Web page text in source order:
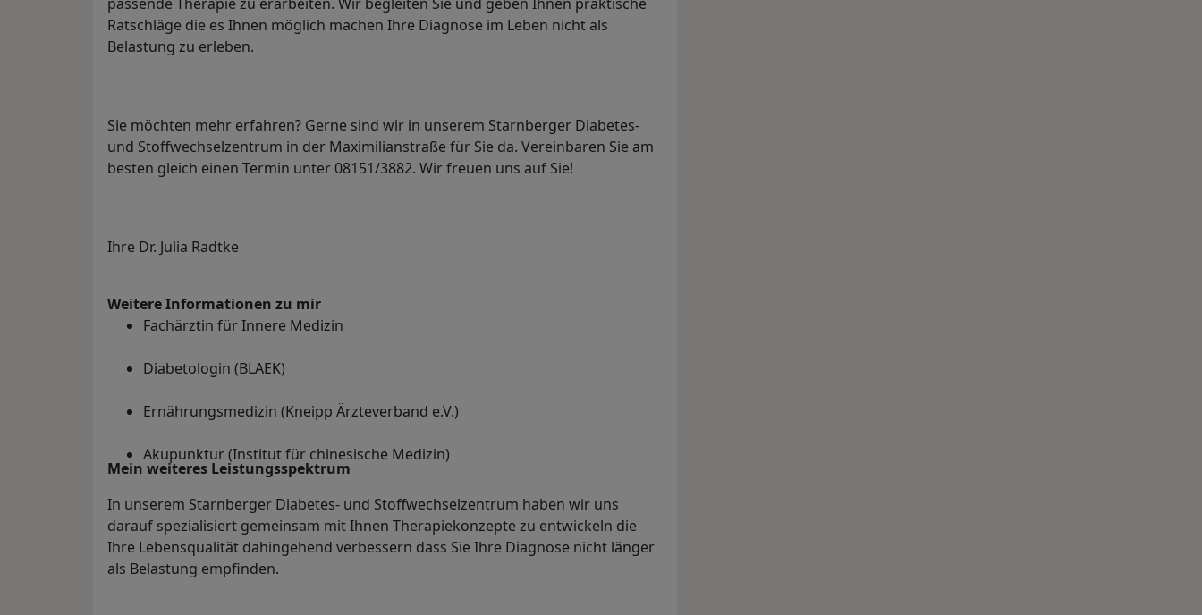
passende Therapie zu erarbeiten. Wir begleiten Sie und geben Ihnen praktische
Ratschläge die es Ihnen möglich machen Ihre Diagnose im Leben nicht als
Belastung zu erleben.
Sie möchten mehr erfahren? Gerne sind wir in unserem Starnberger Diabetes-
und Stoffwechselzentrum in der Maximilianstraße für Sie da. Vereinbaren Sie am
besten gleich einen Termin unter 08151/3882. Wir freuen uns auf Sie!
Ihre Dr. Julia Radtke
Weitere Informationen zu mir
Fachärztin für Innere Medizin
Diabetologin (BLAEK)
Ernährungsmedizin (Kneipp Ärzteverband e.V.)
Akupunktur (Institut für chinesische Medizin)
Mein weiteres Leistungs­spektrum
In unserem Starnberger Diabetes- und Stoffwechselzentrum haben wir uns
darauf spezialisiert gemeinsam mit Ihnen Therapiekonzepte zu entwickeln die
Ihre Lebensqualität dahingehend verbessern dass Sie Ihre Diagnose nicht länger
als Belastung empfinden.